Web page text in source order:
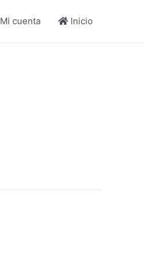
Mi cuenta Inicio